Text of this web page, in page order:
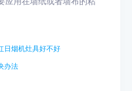
日烟机灶具好不好
办法